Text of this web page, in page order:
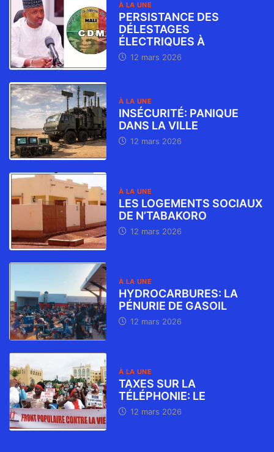
À LA UNE
PERSISTANCE DES
DÉLESTAGES
ÉLECTRIQUES À
12 mars 2026
À LA UNE
INSÉCURITÉ: PANIQUE
DANS LA VILLE
12 mars 2026
À LA UNE
LES LOGEMENTS SOCIAUX
DE N’TABAKORO
12 mars 2026
À LA UNE
HYDROCARBURES: LA
PÉNURIE DE GASOIL
12 mars 2026
À LA UNE
TAXES SUR LA
TÉLÉPHONIE: LE
12 mars 2026